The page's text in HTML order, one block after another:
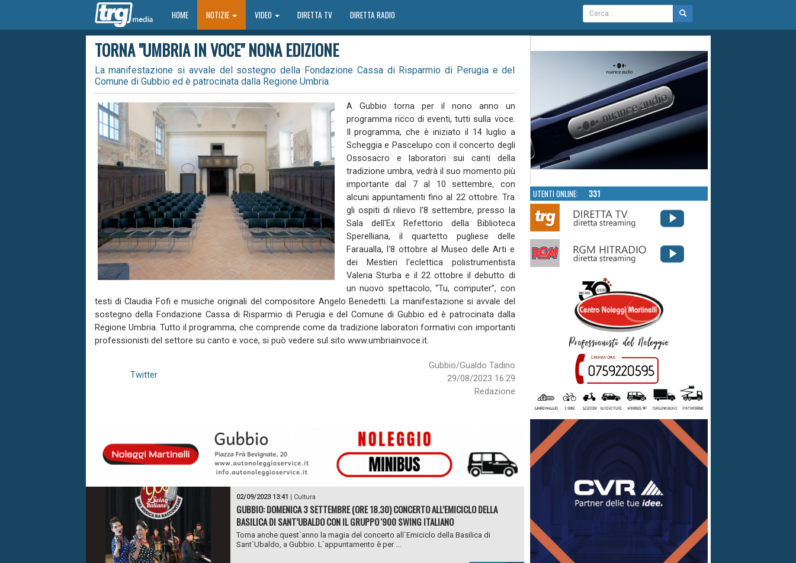
HOMEHOME NOTIZIE VIDEO DIRETTA TV DIRETTA RADIO
TORNA "UMBRIA IN VOCE" NONA EDIZIONE
La manifestazione si avvale del sostegno della Fondazione Cassa di Risparmio di Perugia e del
Comune di Gubbio ed è patrocinata dalla Regione Umbria.
A Gubbio torna per il nono anno un
programma ricco di eventi, tutti sulla voce.
Il programma, che è iniziato il 14 luglio a
Scheggia e Pascelupo con il concerto degli
Ossosacro e laboratori sui canti della
tradizione umbra, vedrà il suo momento più
importante dal 7 al 10 settembre, con
alcuni appuntamenti fino al 22 ottobre. Tra
gli ospiti di rilievo l'8 settembre, presso la
Sala dell'Ex Refettorio della Biblioteca
Sperelliana, il quartetto pugliese delle
Faraualla, l'8 ottobre al Museo delle Arti e
dei Mestieri l'eclettica polistrumentista
Valeria Sturba e il 22 ottobre il debutto di
un nuovo spettacolo, “Tu, computer”, con
testi di Claudia Fofi e musiche originali del compositore Angelo Benedetti. La manifestazione si avvale del
sostegno della Fondazione Cassa di Risparmio di Perugia e del Comune di Gubbio ed è patrocinata dalla
Regione Umbria. Tutto il programma, che comprende come da tradizione laboratori formativi con importanti
professionisti del settore su canto e voce, si può vedere sul sito www.umbriainvoce.it.
Gubbio/Gualdo Tadino
29/08/2023 16:29
Redazione
Twitter
02/09/2023 13:41 | Cultura
GUBBIO: DOMENICA 3 SETTEMBRE (ORE 18.30) CONCERTO ALL’EMICICLO DELLA
BASILICA DI SANT’UBALDO CON IL GRUPPO '900 SWING ITALIANO
Torna anche quest`anno la magia del concerto all`Emiciclo della Basilica di
Sant`Ubaldo, a Gubbio. L`appuntamento è per ...
UTENTI ONLINE: 331